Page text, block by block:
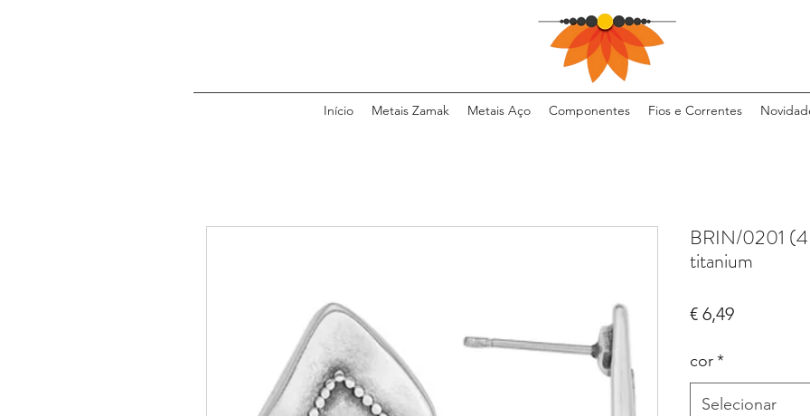
Início Metais Zamak Metais Aço Componentes Fios e Correntes
BRIN/0201
titanium
€ 6,49Preço
cor*
Selecionar